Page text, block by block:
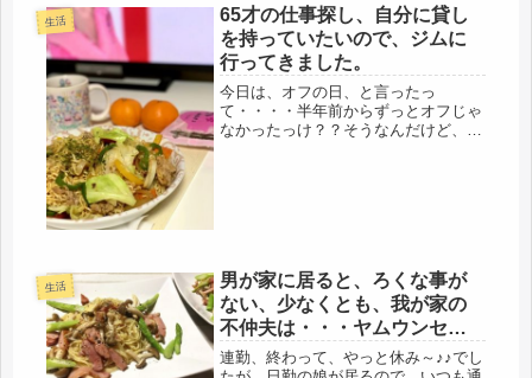
しているような代謝なので、元から、
暑がりだった上の発病で、体温も高
く...
生活
65才の仕事探し、自分に貸し
を持っていたいので、ジムに
行ってきました。
今日は、オフの日、と言ったっ
て・・・・半年前からずっとオフじゃ
なかったっけ？？そうなんだけど、今
生活
男が家に居ると、ろくな事が
ない、少なくとも、我が家の
不仲夫は・・・ヤムウンセ
ン、パスタ旨しｗｗ
連勤、終わって、やっと休み～♪♪でし